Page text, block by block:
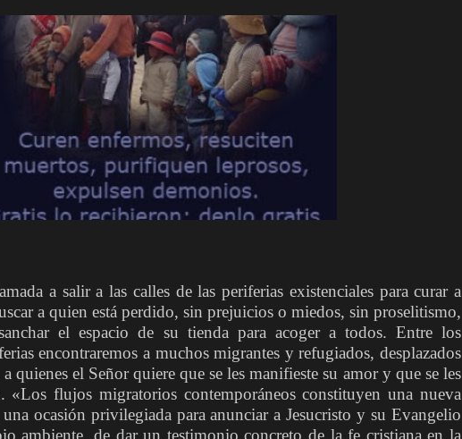
a salir a las calles de las periferias existenciales para curar a
a quien está perdido, sin prejuicios o miedos, sin proselitismo,
el espacio de su tienda para acoger a todos. Entre los
encontraremos a muchos migrantes y refugiados, desplazados
quienes el Señor quiere que se les manifieste su amor y que se les
«Los flujos migratorios contemporáneos constituyen una nueva
ocasión privilegiada para anunciar a Jesucristo y su Evangelio
ambiente, de dar un testimonio concreto de la fe cristiana en la